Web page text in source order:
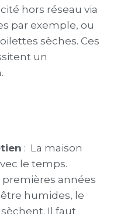
hors réseau via
par exemple, ou
sèches. Ces
un
: La maison
le temps.
années
humides, le
Il faut